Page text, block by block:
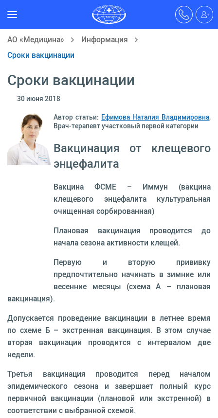
АО «Медицина»
Информация
Сроки вакцинации
Сроки вакцинации
30 июня 2018
Автор статьи: Ефимова Наталия Владимировна,
Врач-терапевт участковый первой категории
Вакцинация от клещевого
энцефалита
Вакцина ФСМЕ – Иммун (вакцина
клещевого энцефалита культуральная
очищенная сорбированная)
Плановая вакцинация проводится до
начала сезона активности клещей.
Первую и вторую прививку
предпочтительно начинать в зимние или
весенние месяцы (схема А – плановая
вакцинация).
Допускается проведение вакцинации в летнее время
по схеме Б – экстренная вакцинация. В этом случае
вторая вакцинации проводится с интервалом две
недели.
Третья вакцинация проводится перед началом
эпидемического сезона и завершает полный курс
первичной вакцинации (плановой или экстренной) в
соответствии с выбранной схемой.